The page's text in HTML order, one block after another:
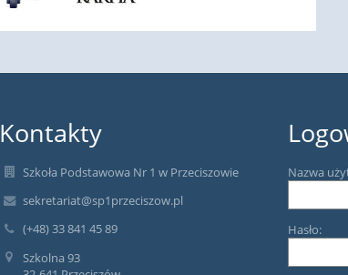
Kontakty
Szkoła Podstawowa Nr 1 w Przeciszowie
sekretariat@sp1przeciszow.pl
(+48) 33 841 45 89
Szkolna 93
Nazwa
Hasło: